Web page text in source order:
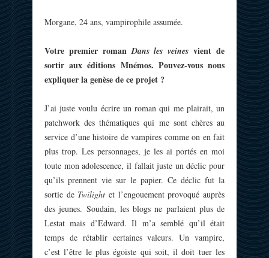
Morgane, 24 ans, vampirophile assumée.
Votre premier romanDans les veines vient de
sortir aux éditions Mnémos. Pouvez-vous nous
expliquer la genèse de ce projet ?
J’ai juste voulu écrire un roman qui me plairait, un
patchwork des thématiques qui me sont chères au
service d’une histoire de vampires comme on en fait
plus trop. Les personnages, je les ai portés en moi
toute mon adolescence, il fallait juste un déclic pour
qu’ils prennent vie sur le papier. Ce déclic fut la
sortie de Twilight et l’engouement provoqué auprès
des jeunes. Soudain, les blogs ne parlaient plus de
Lestat mais d’Edward. Il m’a semblé qu’il était
temps de rétablir certaines valeurs. Un vampire,
c’est l’être le plus égoïste qui soit, il doit tuer les